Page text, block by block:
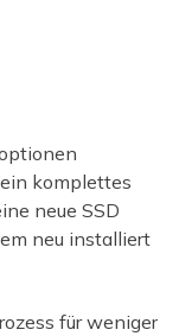
komplettes
neue SSD
neu installiert
für weniger